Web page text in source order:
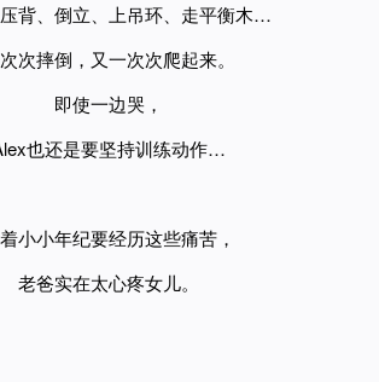
背、倒立、上吊环、走平衡木…
次摔倒，又一次次爬起来。
即使一边哭，
也还是要坚持训练动作…
小小年纪要经历这些痛苦，
老爸实在太心疼女儿。